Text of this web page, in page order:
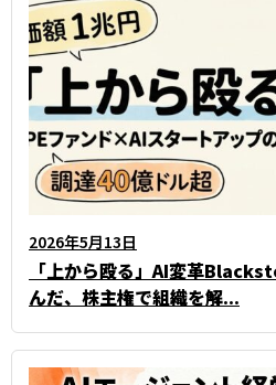
2026年5月13日
「上から殴る」AI変革
んだ、株主権で組織を解...